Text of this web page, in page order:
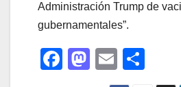
Administración Trump de
gubernamentales”.
F
M
E
m
o